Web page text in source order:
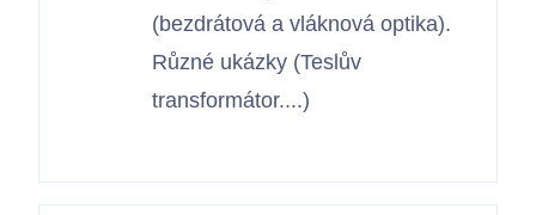
(bezdrátová a vláknová optika).
Různé ukázky (Teslův
transformátor....)